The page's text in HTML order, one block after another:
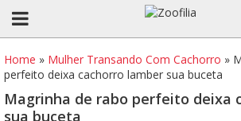
Home » Mulher Transando Com Cachorro »
perfeito deixa cachorro lamber sua buceta
Magrinha de rabo perfeito deixa
sua buceta